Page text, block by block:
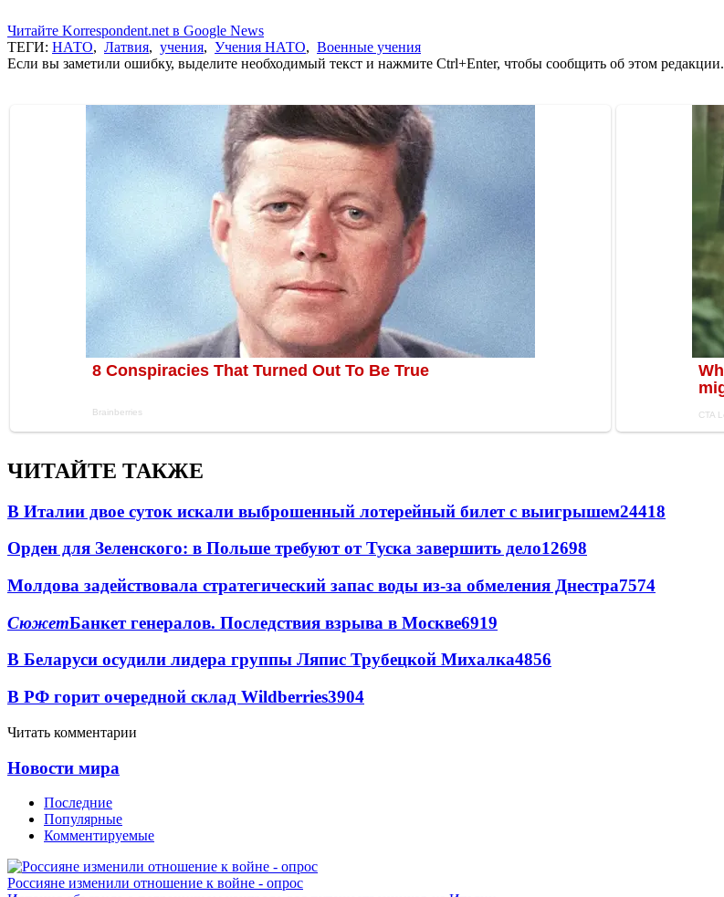
Читайте Korrespondent.net в Google News
ТЕГИ: НАТО, Латвия, учения, Учения НАТО, Военные учения
Если вы заметили ошибку, выделите необходимый текст и нажмите Ctrl+Enter, чтобы сообщить об этом редакции.
ЧИТАЙТЕ ТАКЖЕ
В Италии двое суток искали выброшенный лотерейный билет с выигрышем24418
Орден для Зеленского: в Польше требуют от Туска завершить дело12698
Молдова задействовала стратегический запас воды из-за обмеления Днестра7574
СюжетБанкет генералов. Последствия взрыва в Москве6919
В Беларуси осудили лидера группы Ляпис Трубецкой Михалка4856
В РФ горит очередной склад Wildberries3904
Читать комментарии
Новости мира
Последние
Популярные
Комментируемые
Россияне изменили отношение к войне - опрос